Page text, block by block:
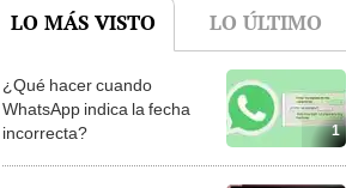
LO MÁS VISTO LO ÚLTIMO
1
¿Qué hacer cuando
WhatsApp indica la fecha
incorrecta?